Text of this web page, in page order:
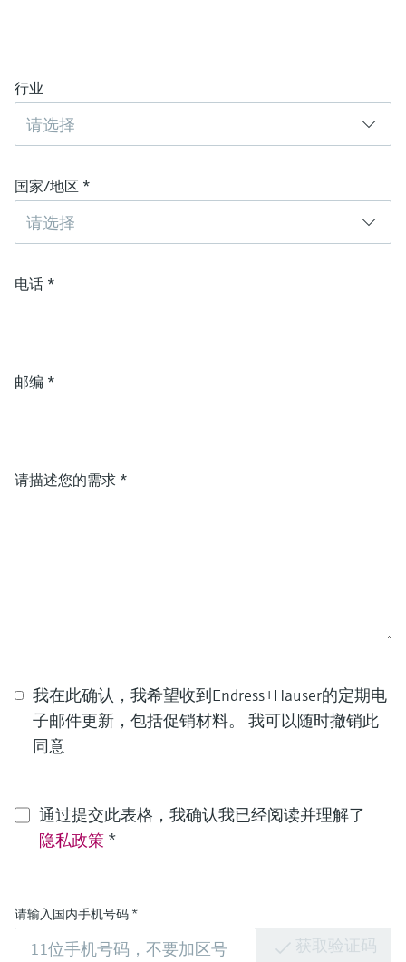
行业
请选择
国家/地区 *
请选择
电话 *
邮编 *
请描述您的需求 *
我在此确认，我希望收到Endress+Hauser的定期电
子邮件更新，包括促销材料。 我可以随时撤销此
同意
通过提交此表格，我确认我已经阅读并理解了
隐私政策 *
请输入国内手机号码 *
获取验证码